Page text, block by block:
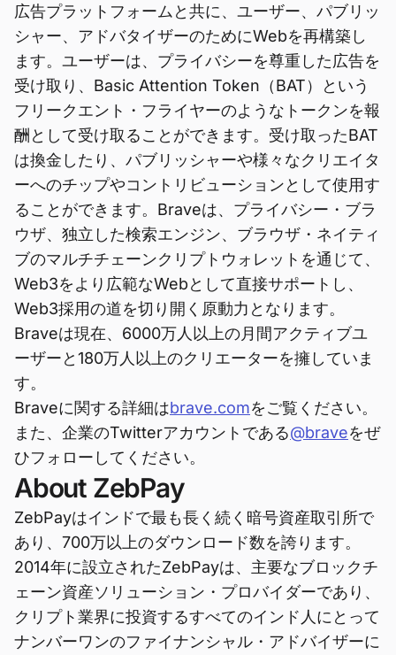
広告プラットフォームと共に、ユーザー、パブリッ
シャー、アドバタイザーのためにWebを再構築し
ます。ユーザーは、プライバシーを尊重した広告を
受け取り、Basic Attention Token（BAT）という
フリークエント・フライヤーのようなトークンを報
酬として受け取ることができます。受け取ったBAT
は換金したり、パブリッシャーや様々なクリエイタ
ーへのチップやコントリビューションとして使用す
ることができます。Braveは、プライバシー・ブラ
ウザ、独立した検索エンジン、ブラウザ・ネイティ
ブのマルチチェーンクリプトウォレットを通じて、
Web3をより広範なWebとして直接サポートし、
Web3採用の道を切り開く原動力となります。
Braveは現在、6000万人以上の月間アクティブユ
ーザーと180万人以上のクリエーターを擁していま
す。
Braveに関する詳細はbrave.comをご覧ください。
また、企業のTwitterアカウントである@braveをぜ
ひフォローしてください。
About ZebPay
ZebPayはインドで最も長く続く暗号資産取引所で
あり、700万以上のダウンロード数を誇ります。
2014年に設立されたZebPayは、主要なブロックチ
ェーン資産ソリューション・プロバイダーであり、
クリプト業界に投資するすべてのインド人にとって
ナンバーワンのファイナンシャル・アドバイザーに